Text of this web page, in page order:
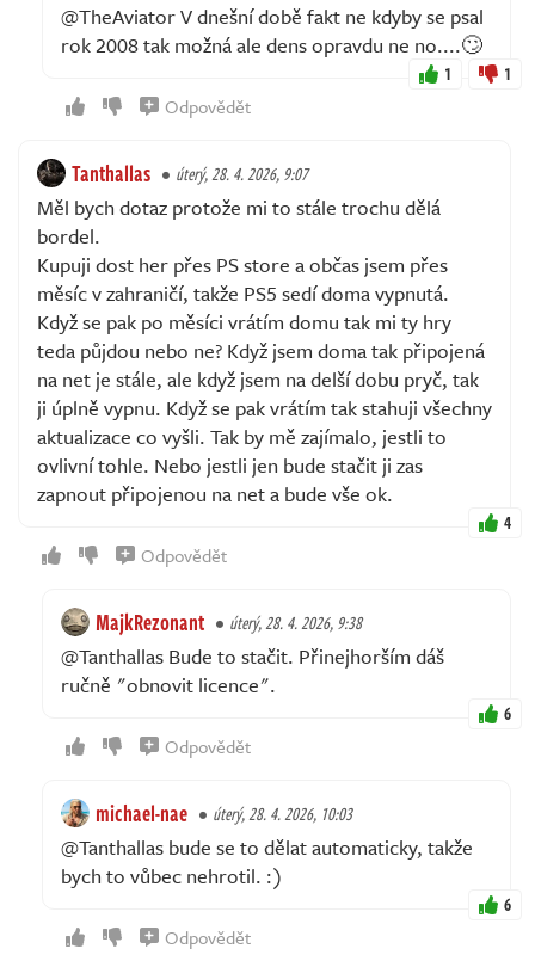
@TheAviator V dnešní době fakt ne kdyby se psal
rok 2008 tak možná ale dens opravdu ne no....🙄
1 1
Odpovědět
Tanthallas úterý, 28. 4. 2026, 9:07
Měl bych dotaz protože mi to stále trochu dělá
bordel.
Kupuji dost her přes PS store a občas jsem přes
měsíc v zahraničí, takže PS5 sedí doma vypnutá.
Když se pak po měsíci vrátím domu tak mi ty hry
teda půjdou nebo ne? Když jsem doma tak připojená
na net je stále, ale když jsem na delší dobu pryč, tak
ji úplně vypnu. Když se pak vrátím tak stahuji všechny
aktualizace co vyšli. Tak by mě zajímalo, jestli to
ovlivní tohle. Nebo jestli jen bude stačit ji zas
zapnout připojenou na net a bude vše ok.
4
Odpovědět
MajkRezonant úterý, 28. 4. 2026, 9:38
@Tanthallas Bude to stačit. Přinejhorším dáš
ručně "obnovit licence".
6
Odpovědět
michael-nae úterý, 28. 4. 2026, 10:03
@Tanthallas bude se to dělat automaticky, takže
bych to vůbec nehrotil. :)
6
Odpovědět